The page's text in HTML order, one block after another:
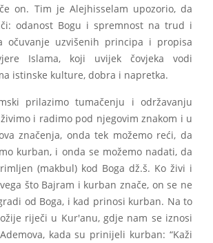
on. Tim je Alejhisselam upozorio, da
odanost Bogu i spremnost na trud i
očuvanje uzvišenih principa i propisa
Islama, koji uvijek čovjeka vodi
istinske kulture, dobra i napretka.
prilazimo tumačenju i održavanju
i radimo pod njegovim znakom i u
značenja, onda tek možemo reći, da
kurban, i onda se možemo nadati, da
(makbul) kod Boga dž.š. Ko živi i
što Bajram i kurban znače, on se ne
od Boga, i kad prinosi kurban. Na to
riječi u Kur'anu, gdje nam se iznosi
kada su prinijeli kurban: “Kaži